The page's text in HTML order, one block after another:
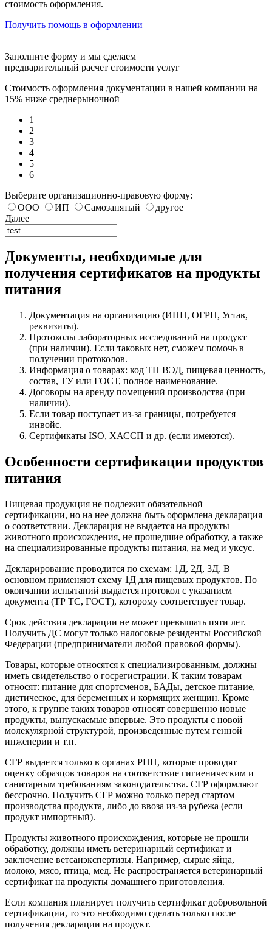
стоимость оформления.
Получить помощь в оформлении
Заполните форму и мы сделаем
предварительный расчет стоимости услуг
Стоимость оформления документации в нашей компании на
15% ниже среднерыночной
1
2
3
4
5
6
Выберите организационно-правовую форму:
ООО
ИП Самозанятый
другое
Далее
Документы, необходимые для
получения сертификатов на продукты
питания
Документация на организацию (ИНН, ОГРН, Устав,
реквизиты).
Протоколы лабораторных исследований на продукт
(при наличии). Если таковых нет, сможем помочь в
получении протоколов.
Информация о товарах: код ТН ВЭД, пищевая ценность,
состав, ТУ или ГОСТ, полное наименование.
Договоры на аренду помещений производства (при
наличии).
Если товар поступает из-за границы, потребуется
инвойс.
Сертификаты ISO, ХАССП и др. (если имеются).
Особенности сертификации продуктов
питания
Пищевая продукция не подлежит обязательной
сертификации, но на нее должна быть оформлена декларация
о соответствии. Декларация не выдается на продукты
животного происхождения, не прошедшие обработку, а также
на специализированные продукты питания, на мед и уксус.
Декларирование проводится по схемам: 1Д, 2Д, 3Д. В
основном применяют схему 1Д для пищевых продуктов. По
окончании испытаний выдается протокол с указанием
документа (ТР ТС, ГОСТ), которому соответствует товар.
Срок действия декларации не может превышать пяти лет.
Получить ДС могут только налоговые резиденты Российской
Федерации (предприниматели любой правовой формы).
Товары, которые относятся к специализированным, должны
иметь свидетельство о госрегистрации. К таким товарам
относят: питание для спортсменов, БАДы, детское питание,
диетическое, для беременных и кормящих женщин. Кроме
этого, к группе таких товаров относят совершенно новые
продукты, выпускаемые впервые. Это продукты с новой
молекулярной структурой, произведенные путем генной
инженерии и т.п.
СГР выдается только в органах РПН, которые проводят
оценку образцов товаров на соответствие гигиеническим и
санитарным требованиям законодательства. СГР оформляют
бессрочно. Получить СГР можно только перед стартом
производства продукта, либо до ввоза из-за рубежа (если
продукт импортный).
Продукты животного происхождения, которые не прошли
обработку, должны иметь ветеринарный сертификат и
заключение ветсанэкспертизы. Например, сырые яйца,
молоко, мясо, птица, мед. Не распространяется ветеринарный
сертификат на продукты домашнего приготовления.
Если компания планирует получить сертификат добровольной
сертификации, то это необходимо сделать только после
получения декларации на продукт.